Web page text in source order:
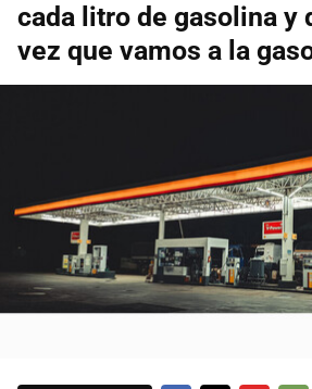
cada litro de gasolina y
vez que vamos a la